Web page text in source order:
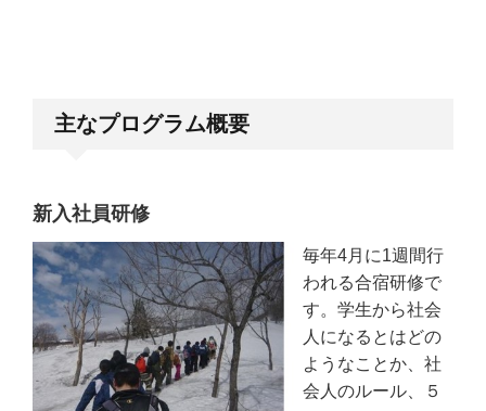
主なプログラム概要
新入社員研修
毎年4月に1週間行
われる合宿研修で
す。学生から社会
人になるとはどの
ようなことか、社
会人のルール、５